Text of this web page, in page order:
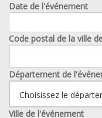
Date de l'événement
Code postal de la ville
Département de
Ville de l'événement